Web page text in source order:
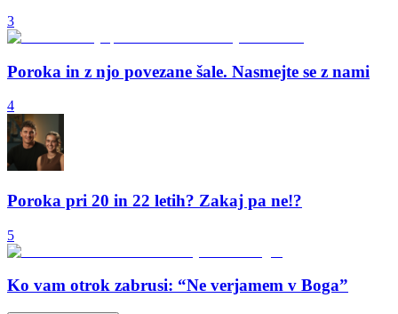
3
Poroka in z njo povezane šale. Nasmejte se z nami
4
Poroka pri 20 in 22 letih? Zakaj pa ne!?
5
Ko vam otrok zabrusi: “Ne verjamem v Boga”